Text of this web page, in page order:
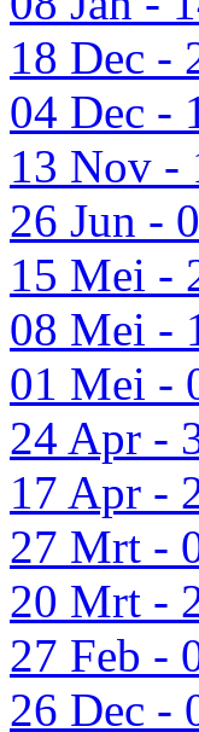
18 Dec -
04 Dec -
13 Nov -
26 Jun -
15 Mei -
08 Mei -
01 Mei -
24 Apr -
17 Apr -
27 Mrt -
20 Mrt -
27 Feb -
26 Dec -